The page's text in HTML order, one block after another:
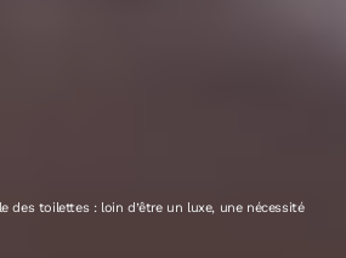
des toilettes : loin d’être un luxe, une nécessité